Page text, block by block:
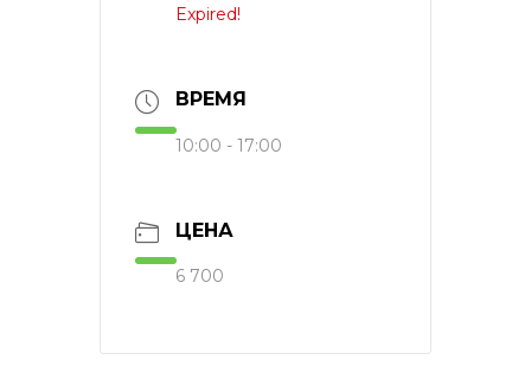
Expired!
ВРЕМЯ
10:00 - 17:00
ЦЕНА
6 700